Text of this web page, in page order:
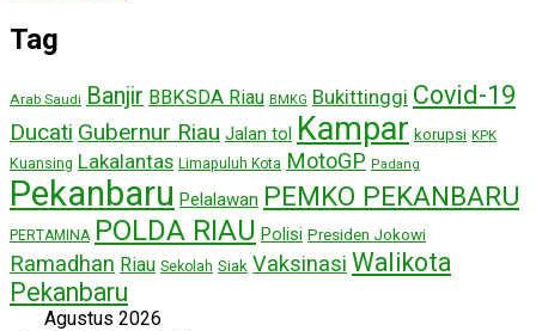
Tag
Arab Saudi Banjir BBKSDA Riau BMKG Bukittinggi Covid-19
Ducati Gubernur Riau Jalan tol Kampar korupsi KPK
Kuansing Lakalantas Limapuluh Kota MotoGP Padang
Pekanbaru Pelalawan PEMKO PEKANBARU
PERTAMINA POLDA RIAU Polisi Presiden Jokowi
Ramadhan Riau Sekolah Siak Vaksinasi Walikota
Pekanbaru
Agustus 2026